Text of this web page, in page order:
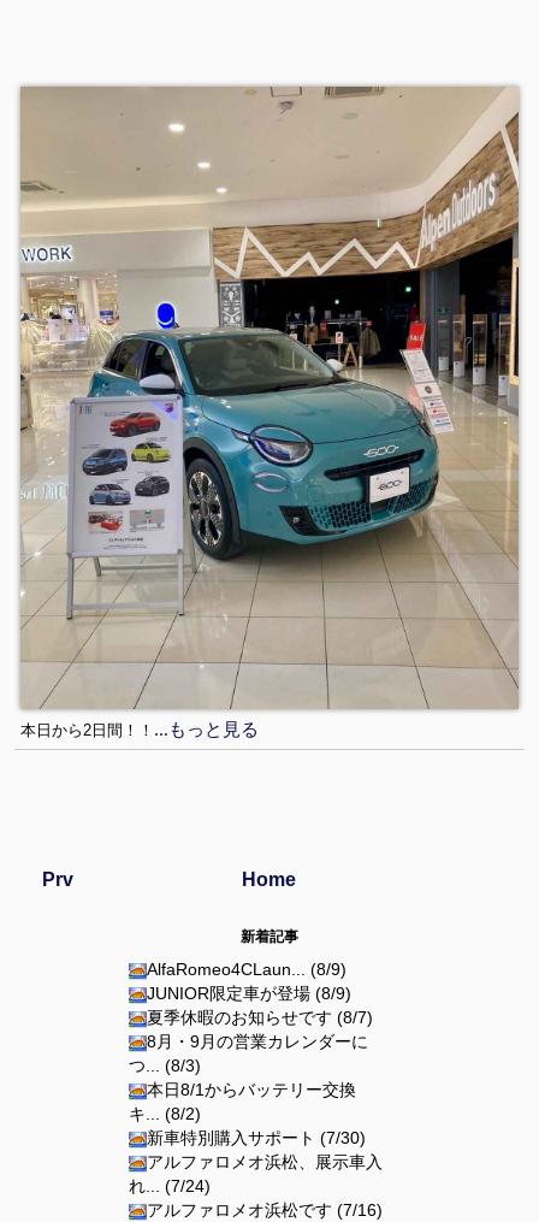
新着記事
AlfaRomeo4CLaun... (8/9)
JUNIOR限定車が登場 (8/9)
夏季休暇のお知らせです (8/7)
8月・9月の営業カレンダーに
つ... (8/3)
本日8/1からバッテリー交換
キ... (8/2)
新車特別購入サポート (7/30)
アルファロメオ浜松、展示車入
れ... (7/24)
アルファロメオ浜松です (7/16)
本日から2日間！！ …もっと見る
Prv Home